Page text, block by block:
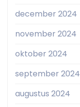
december 2024
november 2024
oktober 2024
september 2024
augustus 2024